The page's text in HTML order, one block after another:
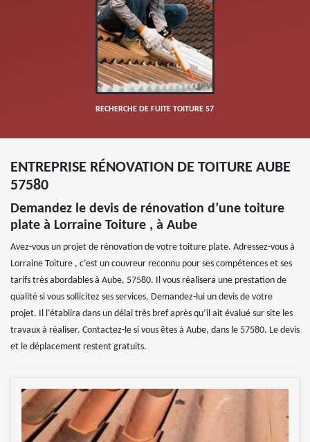
RECHERCHE DE FUITE TOITURE 57
ENTREPRISE RÉNOVATION DE TOITURE AUBE
57580
Demandez le devis de rénovation d’une toiture
plate à Lorraine Toiture , à Aube
Avez-vous un projet de rénovation de votre toiture plate. Adressez-vous à
Lorraine Toiture , c’est un couvreur reconnu pour ses compétences et ses
tarifs très abordables à Aube, 57580. Il vous réalisera une prestation de
qualité si vous sollicitez ses services. Demandez-lui un devis de votre
projet. Il l’établira dans un délai très bref après qu’il ait évalué sur site les
travaux à réaliser. Contactez-le si vous êtes à Aube, dans le 57580. Le devis
et le déplacement restent gratuits.